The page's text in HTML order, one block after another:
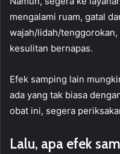
mengalami ruam, gatal
wajah/lidah/
kesulitan bernapas.
Efek samping lain
ada yang tak biasa
obat ini, segera
Lalu, apa efek